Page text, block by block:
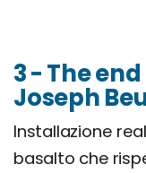
3 - The
Joseph
Installazione
basalto che